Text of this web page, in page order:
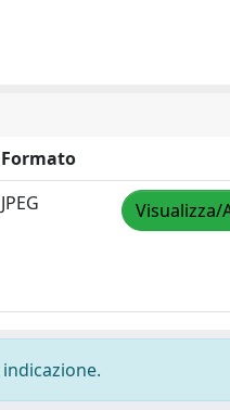
Formato
JPEG Visualizza/